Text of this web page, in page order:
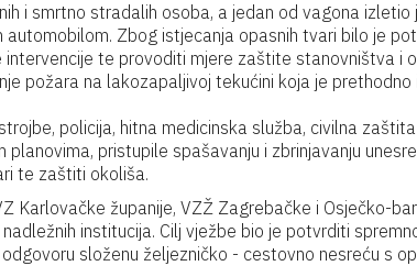
i smrtno stradalih osoba, a jedan od vagona izletio
Zbog istjecanja opasnih tvari bilo je
te provoditi mjere zaštite stanovništva i
požara na lakozapaljivoj tekućini koja je prethodno
policija, hitna medicinska služba, civilna
pristupile spašavanju i zbrinjavanju
te zaštiti okoliša.
Karlovačke županije, VZŽ Zagrebačke i Osječko-
institucija. Cilj vježbe bio je potvrditi
složenu željezničko - cestovno nesreću s